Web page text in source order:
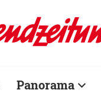
Panorama